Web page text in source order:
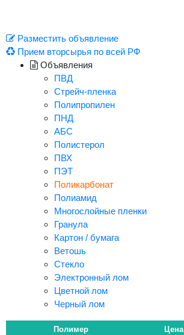
Разместить объявление
Прием вторсырья по всей РФ
Объявления
ПВД
Стрейч-пленка
Полипропилен
ПНД
АБС
Полистерол
ПВХ
ПЭТ
Поликарбонат
Полиамид
Многослойные пленки
Гранула
Картон / бумага
Ветошь
Стекло
Электронный лом
Цветной лом
Черный лом
Полимер Цена